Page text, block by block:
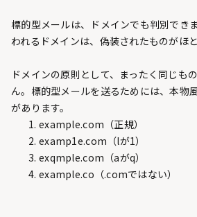
標的型メールは、ドメインでも判別でき
われるドメインは、偽装されたものがほと
ドメインの原則として、まったく同じも
ん。標的型メールを送るためには、本物
があります。
example.com（正規）
examp1e.com（lが1）
exqmple.com（aがq）
example.co（.comではない）